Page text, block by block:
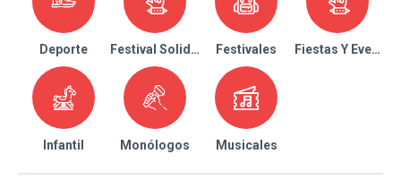
Deporte Festival Solidario Festivales Fiestas Y Eventos
Infantil Monólogos Musicales